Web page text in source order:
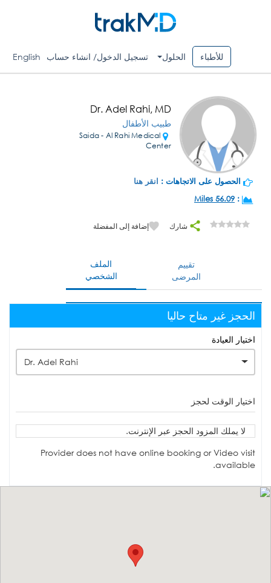
للأطباء الحلول تسجيل الدخول/ انشاء حساب English
Dr. Adel Rahi, MD
طبيب الأطفال
Saida - Al Rahi Medical
Center
الحصول على الاتجاهات : انقر هنا
:
56.09 Miles
شارك إضافة إلى المفضلة
الملف
الشخصي
تقييم
المرضى
الحجز غير متاح حاليا
اختيار العيادة
Dr. Adel Rahi
اختيار الوقت لحجز
لا يملك المزود الحجز عبر الإنترنت.
Provider does not have online booking or Video visit
available.